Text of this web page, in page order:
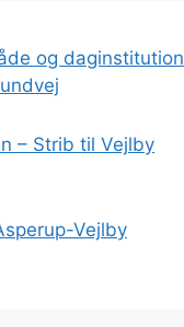
og daginstitution
– Strib til Vejlby
Vejlby